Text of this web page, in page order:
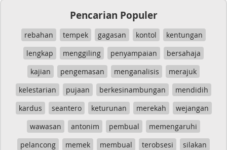
Pencarian Populer
rebahan tempek gagasan kontol
kentungan
lengkap
menggiling penyampaian
bersahaja
kajian
pengemasan menganalisis
merajuk
kelestarian
pujaan berkesinambungan
mendidih
kardus
seantero keturunan merekah
wejangan
wawasan
antonim pembual
memengaruhi
pelancong
memek membual terobsesi
silakan